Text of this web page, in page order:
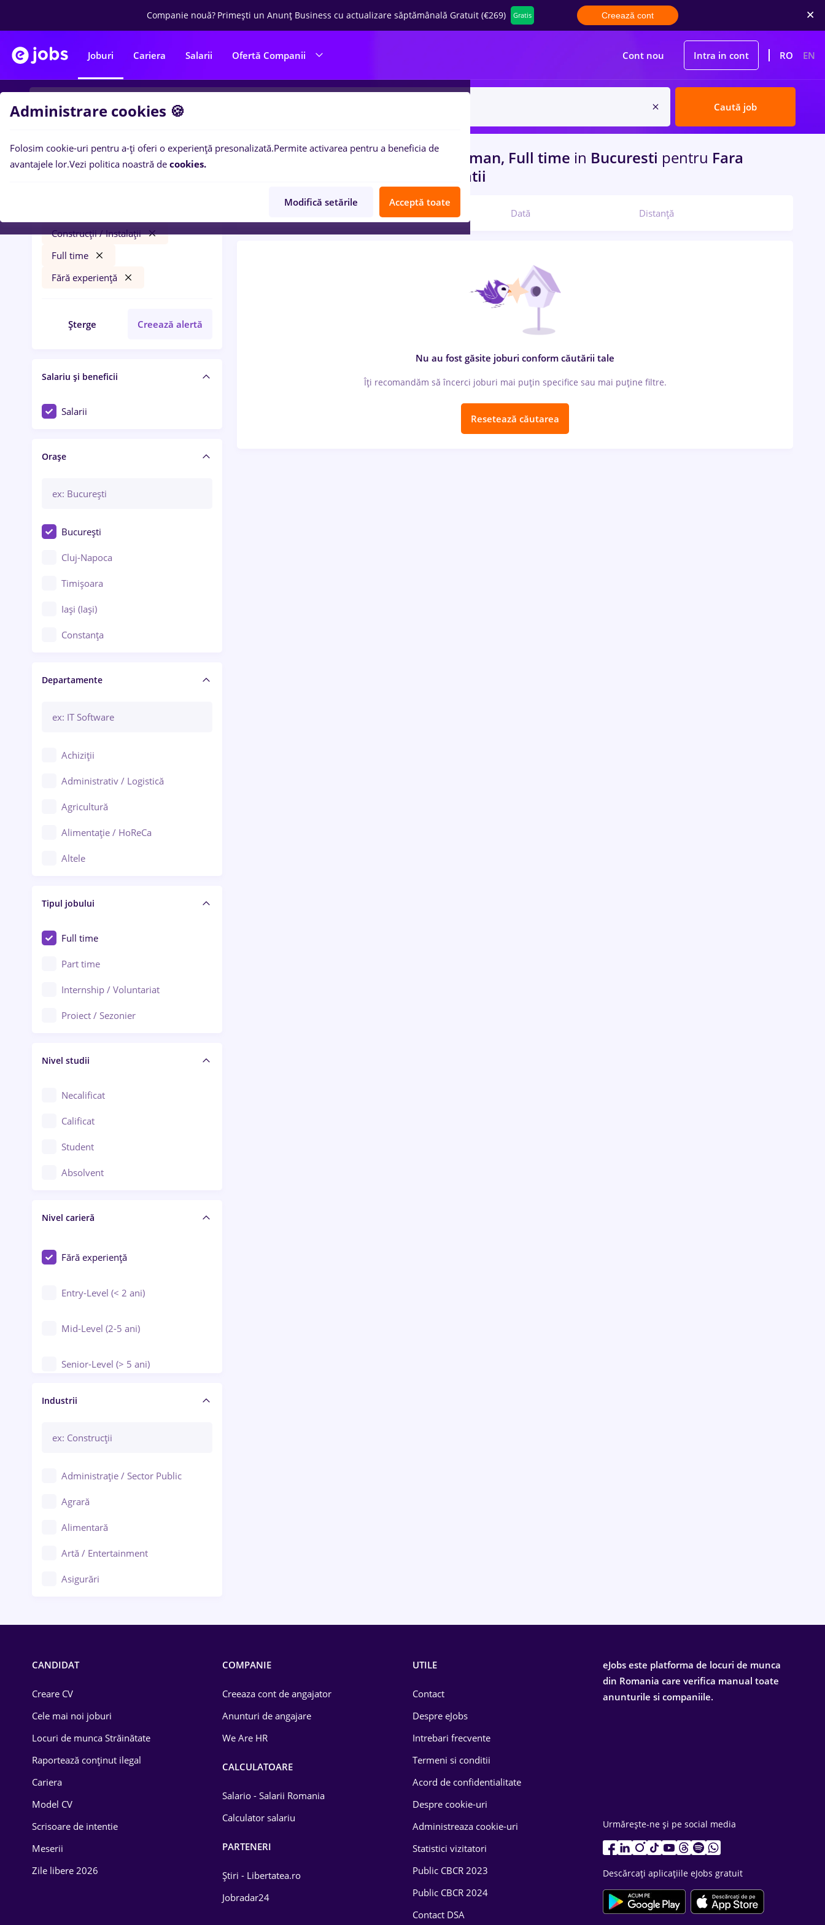
Companie nouă? Primești un Anunț Business cu actualizare săptămânală Gratuit (€269) Gratis Creează cont
Joburi Cariera Salarii Ofertă Companii Cont nou Intra in cont RO EN
Caută job
Filtre
Construcții / Instalații
Full time
Fără experiență
Șterge Creează alertă
Salariu și beneficii
Salarii
Orașe
București
Cluj-Napoca
Timișoara
Iași (Iași)
Constanța
Brașov
Bacău
Galați (Galați)
Ploiești
Arad
Baia Mare
Bârlad
Bistrița (Bistrița-Năsăud)
Departamente
Achiziții
Administrativ / Logistică
Agricultură
Alimentație / HoReCa
Altele
Asigurări
Au pair / Babysitter / Curățenie
Audit / Consultanță
Auto / Echipamente
Automatizări
Cercetare - dezvoltare
Chimie / Biochimie
Confecții / Design vestimentar
Construcții / Instalații
Controlul calității
Educație / Training / Arte
Tipul jobului
Full time
Part time
Internship / Voluntariat
Proiect / Sezonier
Nivel studii
Necalificat
Calificat
Student
Absolvent
Nivel carieră
Fără experiență
Entry-Level (< 2 ani)
Mid-Level (2-5 ani)
Senior-Level (> 5 ani)
Manager / Executiv
Industrii
Administrație / Sector Public
Agrară
Alimentară
Artă / Entertainment
Asigurări
Drept
Educație / Training
Energetică
Farma
0locuri de muncacu salarii deichman, Full time in Bucuresti pentru Fara
Constructii / Instalatii
Relevanță Dată Distanță
Nu au fost găsite joburi conform căutării tale
Îți recomandăm să încerci joburi mai puțin specifice sau mai puține filtre.
Resetează căutarea
CANDIDAT
Creare CV
Cele mai noi joburi
Locuri de munca Străinătate
Raportează conținut ilegal
Cariera
Model CV
Scrisoare de intentie
Meserii
Zile libere 2026
COMPANIE
Creeaza cont de angajator
Anunturi de angajare
We Are HR
CALCULATOARE
Salario - Salarii Romania
Calculator salariu
PARTENERI
Știri - Libertatea.ro
Jobradar24
UTILE
Contact
Despre eJobs
Intrebari frecvente
Termeni si conditii
Acord de confidentialitate
Despre cookie-uri
Administreaza cookie-uri
Statistici vizitatori
Public CBCR 2023
Public CBCR 2024
Contact DSA
eJobs este platforma de locuri de munca
din Romania care verifica manual toate
anunturile si companiile.
Urmărește-ne și pe social media
Descărcați aplicațiile eJobs gratuit
Administrare cookies 🍪
Folosim cookie-uri pentru a-ți oferi o experiență presonalizată.Permite activarea pentru a beneficia de
avantajele lor.Vezi politica noastră de cookies.
Modifică setările Acceptă toate